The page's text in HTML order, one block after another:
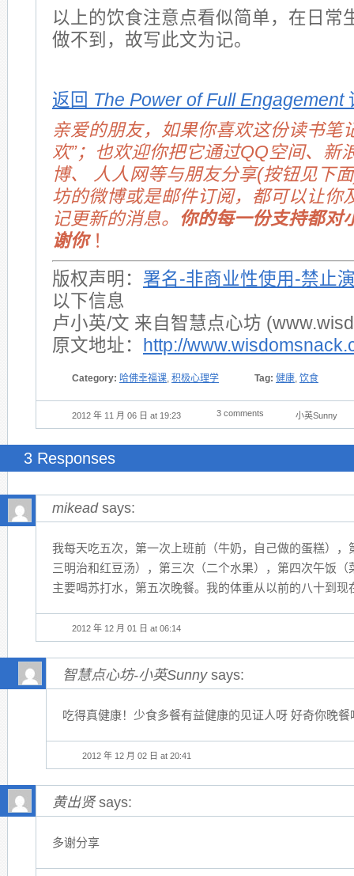
以上的饮食注意点看似简单，在日常
做不到，故写此文为记。
返回 The Power of Full Engagement
亲爱的朋友，如果你喜欢这份读书笔
欢”；也欢迎你把它通过QQ空间、新
博、 人人网等与朋友分享(按钮见下
坊的微博或是邮件订阅，都可以让你
记更新的消息。 你的每一份支持都对
谢你 ！
版权声明： 署名-非商业性使用-禁止
以下信息
卢小英/文 来自智慧点心坊
原文地址：
http://
Category: 哈佛幸福课 积极心理学 Tag: 健康 饮食
2012 年 11 月 06 日 at 19:23 3 comments 小英Sunny
3 Responses
mikead says:
我每天吃五次，第一次上班前（牛奶，自己做的蛋糕），
三明治和红豆汤），第三次（二个水果），第四次午饭（
主要喝苏打水，第五次晚餐。我的体重从以前的八十到现
2012 年 12 月 01 日 at 06:14
智慧点心坊-小英Sunny says:
吃得真健康！少食多餐有益健康的见证人呀 好奇你晚餐
2012 年 12 月 02 日 at 20:41
黄出贤 says:
多谢分享